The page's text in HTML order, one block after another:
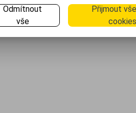
jejich
parametry
systém
Odmítnout
vše
Přijmout
cookies